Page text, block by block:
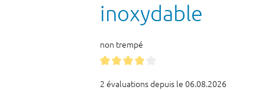
inoxydable
non trempé
2 évaluations depuis le 06.08.2026